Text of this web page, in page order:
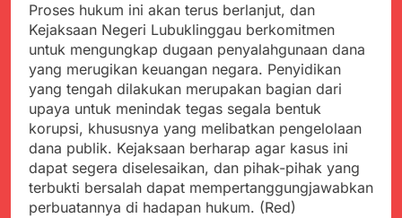
Proses hukum ini akan terus berlanjut, dan
Kejaksaan Negeri Lubuklinggau berkomitmen
untuk mengungkap dugaan penyalahgunaan dana
yang merugikan keuangan negara. Penyidikan
yang tengah dilakukan merupakan bagian dari
upaya untuk menindak tegas segala bentuk
korupsi, khususnya yang melibatkan pengelolaan
dana publik. Kejaksaan berharap agar kasus ini
dapat segera diselesaikan, dan pihak-pihak yang
terbukti bersalah dapat mempertanggungjawabkan
perbuatannya di hadapan hukum. (Red)